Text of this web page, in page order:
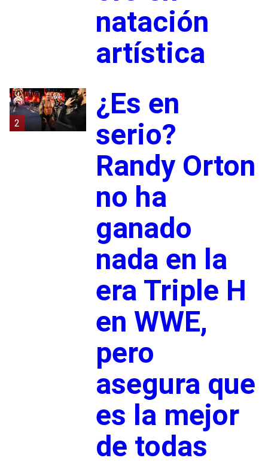
natación
artística
2
¿Es en
serio?
Randy Orton
no ha
ganado
nada en la
era Triple H
en WWE,
pero
asegura que
es la mejor
de todas